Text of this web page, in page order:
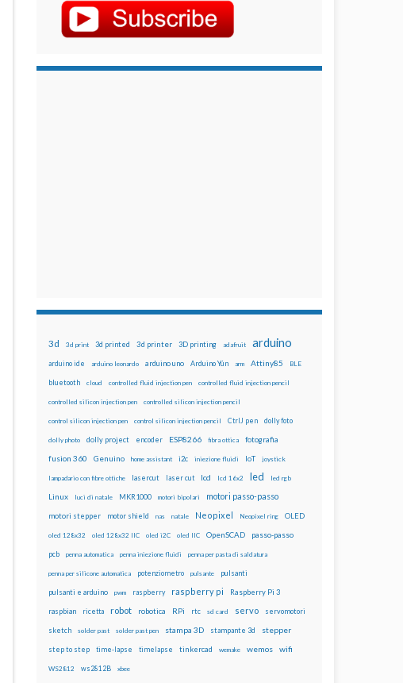
3d 3d print 3d printed 3d printer 3D printing adafruit arduino
arduino ide arduino leonardo arduino uno Arduino Yún arm Attiny85 BLE
bluetooth cloud controlled fluid injection pen controlled fluid injection pencil
controlled silicon injection pen controlled silicon injection pencil
control silicon injection pen control silicon injection pencil CtrlJ pen dolly foto
dolly photo dolly project encoder ESP8266 fibra ottica fotografia
fusion 360 Genuino home assistant i2c iniezione fluidi IoT joystick
lampadario con fibre ottiche lasercut laser cut lcd lcd 16x2 led led rgb
Linux luci di natale MKR1000 motori bipolari motori passo-passo
motori stepper motor shield nas natale Neopixel Neopixel ring OLED
oled 128x32 oled 128x32 IIC oled i2C oled IIC OpenSCAD passo-passo
pcb penna automatica penna iniezione fluidi penna per pasta di saldatura
penna per silicone automatica potenziometro pulsante pulsanti
pulsanti e arduino pwm raspberry raspberry pi Raspberry Pi 3
raspbian ricetta robot robotica RPi rtc sd card servo servomotori
sketch solder past solder past pen stampa 3D stampante 3d stepper
step to step time-lapse timelapse tinkercad wemake wemos wifi
WS2812 ws2812B xbee